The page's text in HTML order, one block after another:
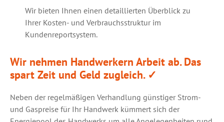
Wir bieten Ihnen einen detaillierten Überblick zu
Ihrer Kosten- und Verbrauchsstruktur im
Kundenreportsystem.
Wir nehmen Handwerkern Arbeit ab. Das
spart Zeit und Geld zugleich. ✓
Neben der regelmäßigen Verhandlung günstiger Strom-
und Gaspreise für Ihr Handwerk kümmert sich der